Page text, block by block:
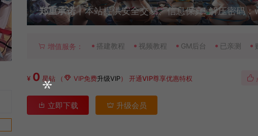
郑重承诺丨本站提供安全交易、信息保真! 解压密码
增值服务： 搭建教程 视频教程 GM后台 已亲测
¥ 0 星钻 （ VIP免费升级VIP）开通VIP尊享优惠特权
立即下载 升级会员